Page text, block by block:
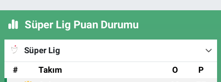
Süper Lig Puan Durumu
Süper Lig
#
Takım O P